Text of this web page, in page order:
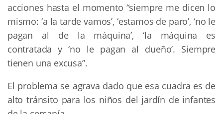
acciones hasta el momento “siempre me dicen lo
mismo: ‘a la tarde vamos’, ‘estamos de paro’, ‘no le
pagan al de la máquina’, ‘la máquina es
contratada y ‘no le pagan al dueño’. Siempre
tienen una excusa”.
El problema se agrava dado que esa cuadra es de
alto tránsito para los niños del jardín de infantes